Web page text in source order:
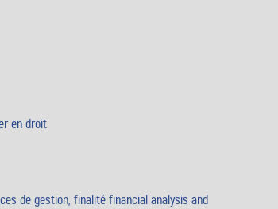
en droit
de gestion, finalité financial analysis and